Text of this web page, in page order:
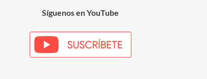
Síguenos en YouTube